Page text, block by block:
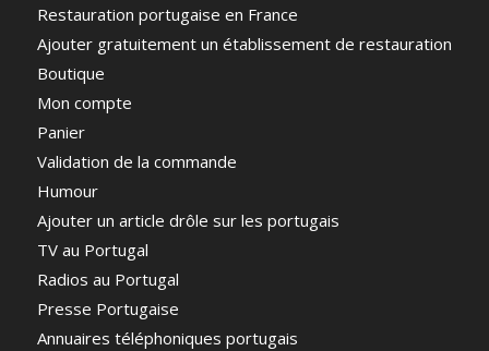
Restauration portugaise en France
Ajouter gratuitement un établissement de restauration
Boutique
Mon compte
Panier
Validation de la commande
Humour
Ajouter un article drôle sur les portugais
TV au Portugal
Radios au Portugal
Presse Portugaise
Annuaires téléphoniques portugais